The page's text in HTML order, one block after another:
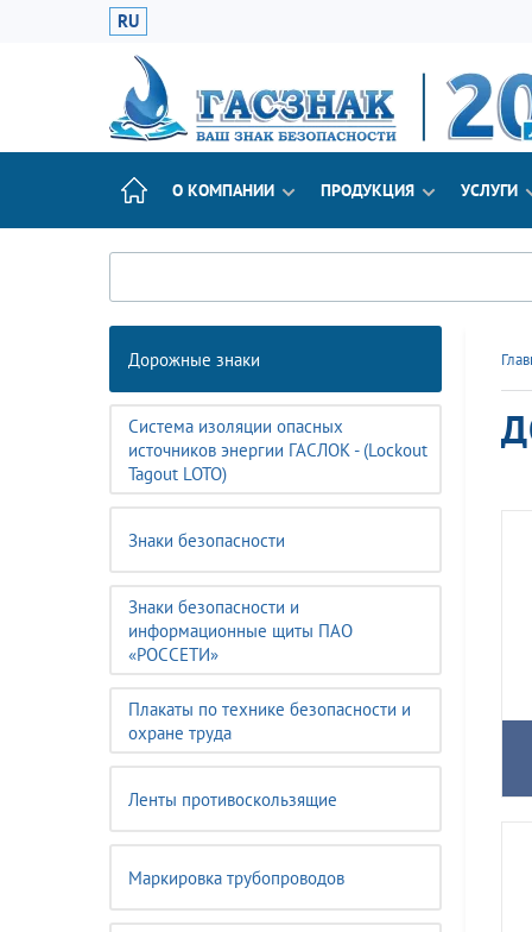
RU
О КОМПАНИИ ПРОДУКЦИЯ УСЛУГИ
Дорожные знаки
Система изоляции опасных
источников энергии ГАСЛОК - (Lockout
Tagout LOTO)
Знаки безопасности
Знаки безопасности и
информационные щиты ПАО
«РОССЕТИ»
Плакаты по технике безопасности и
охране труда
Ленты противоскользящие
Маркировка трубопроводов